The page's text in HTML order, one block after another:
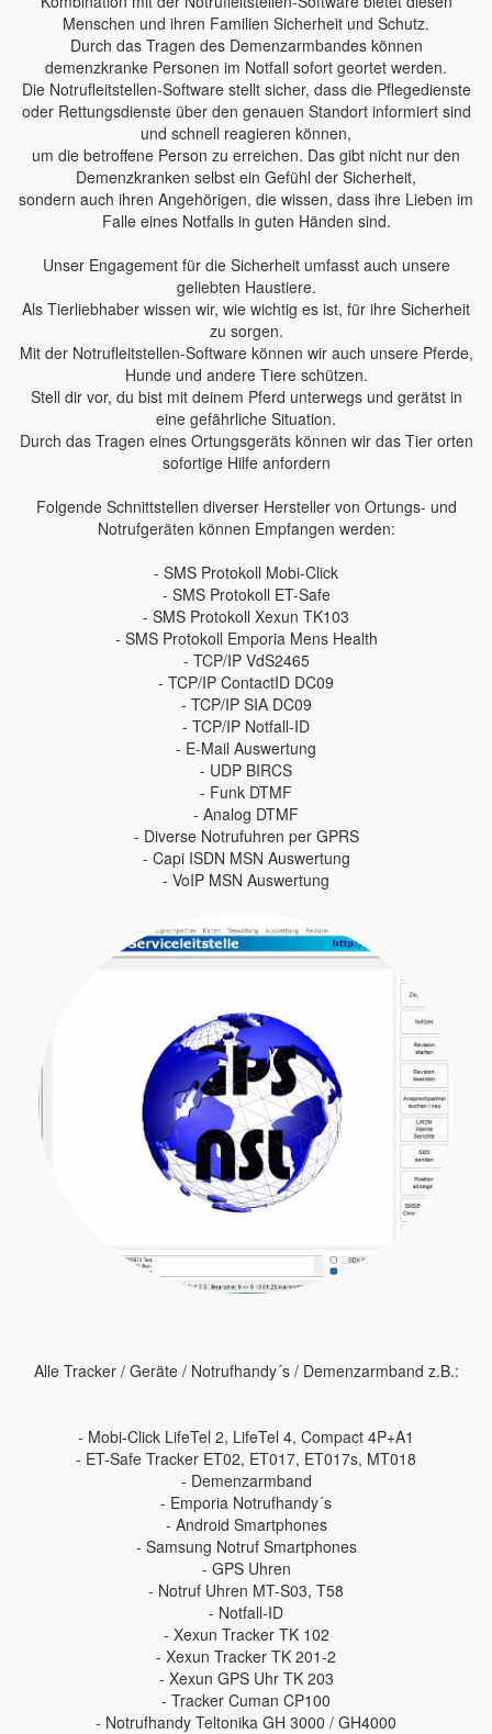
Menschen und ihren Familien Sicherheit und Schutz.
Durch das Tragen des Demenzarmbandes können
demenzkranke Personen im Notfall sofort geortet werden.
Die Notrufleitstellen-Software stellt sicher, dass die Pflegedienste
oder Rettungsdienste über den genauen Standort informiert sind
und schnell reagieren können,
um die betroffene Person zu erreichen. Das gibt nicht nur den
Demenzkranken selbst ein Gefühl der Sicherheit,
sondern auch ihren Angehörigen, die wissen, dass ihre Lieben im
Falle eines Notfalls in guten Händen sind.
Unser Engagement für die Sicherheit umfasst auch unsere
geliebten Haustiere.
Als Tierliebhaber wissen wir, wie wichtig es ist, für ihre Sicherheit
zu sorgen.
Mit der Notrufleitstellen-Software können wir auch unsere Pferde,
Hunde und andere Tiere schützen.
Stell dir vor, du bist mit deinem Pferd unterwegs und gerätst in
eine gefährliche Situation.
Durch das Tragen eines Ortungsgeräts können wir das Tier orten
sofortige Hilfe anfordern
Folgende Schnittstellen diverser Hersteller von Ortungs- und
Notrufgeräten können Empfangen werden:
- SMS Protokoll Mobi-Click
- SMS Protokoll ET-Safe
- SMS Protokoll Xexun TK103
- SMS Protokoll Emporia Mens Health
- TCP/IP VdS2465
- TCP/IP ContactID DC09
- TCP/IP SIA DC09
- TCP/IP Notfall-ID
- E-Mail Auswertung
- UDP BIRCS
- Funk DTMF
- Analog DTMF
- Diverse Notrufuhren per GPRS
- Capi ISDN MSN Auswertung
- VoIP MSN Auswertung
Alle Tracker / Geräte / Notrufhandy´s / Demenzarmband z.B.:
- Mobi-Click LifeTel 2, LifeTel 4, Compact 4P+A1
- ET-Safe Tracker ET02, ET017, ET017s, MT018
- Demenzarmband
- Emporia Notrufhandy´s
- Android Smartphones
- Samsung Notruf Smartphones
- GPS Uhren
- Notruf Uhren MT-S03, T58
- Notfall-ID
- Xexun Tracker TK 102
- Xexun Tracker TK 201-2
- Xexun GPS Uhr TK 203
- Tracker Cuman CP100
- Notrufhandy Teltonika GH 3000 / GH4000